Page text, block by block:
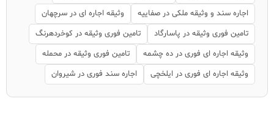
اجاره سند و وثیقه ملکی در صفاییه
وثیقه اجاره ای در سرچهان
تامین فوری وثیقه در پاسارگاد
تامین فوری وثیقه در کوخردهرنگ
وثیقه اجاره ای فوری در ده چشمه
تامین فوری وثیقه در محمله
وثیقه اجاره ای فوری در ایلخچی
اجاره سند فوری در شیروان